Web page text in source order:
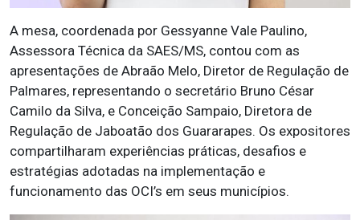
A mesa, coordenada por Gessyanne Vale Paulino,
Assessora Técnica da SAES/MS, contou com as
apresentações de Abraão Melo, Diretor de Regulação de
Palmares, representando o secretário Bruno César
Camilo da Silva, e Conceição Sampaio, Diretora de
Regulação de Jaboatão dos Guararapes. Os expositores
compartilharam experiências práticas, desafios e
estratégias adotadas na implementação e
funcionamento das OCI’s em seus municípios.